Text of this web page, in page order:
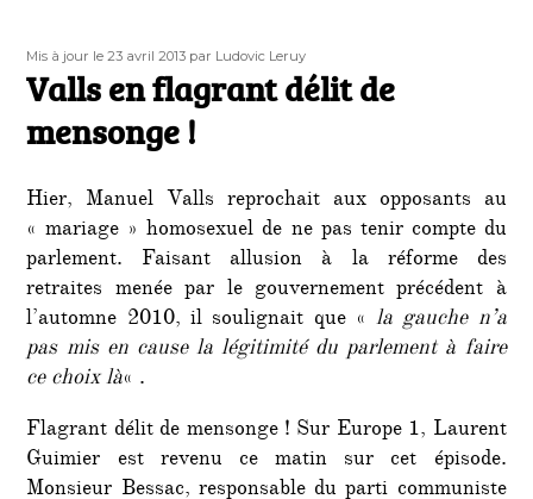
Publié
le
Mis à jour le 23 avril 2013 Auteur
par Ludovic Leruy
Valls en flagrant délit de
mensonge !
Hier, Manuel Valls reprochait aux opposants au
« mariage » homosexuel de ne pas tenir compte du
parlement. Faisant allusion à la réforme des
retraites menée par le gouvernement précédent à
l’automne 2010, il soulignait que «la gauche n’a
pas mis en cause la légitimité du parlement à faire
ce choix là« .
Flagrant délit de mensonge ! Sur Europe 1, Laurent
Guimier est revenu ce matin sur cet épisode.
Monsieur Bessac, responsable du parti communiste